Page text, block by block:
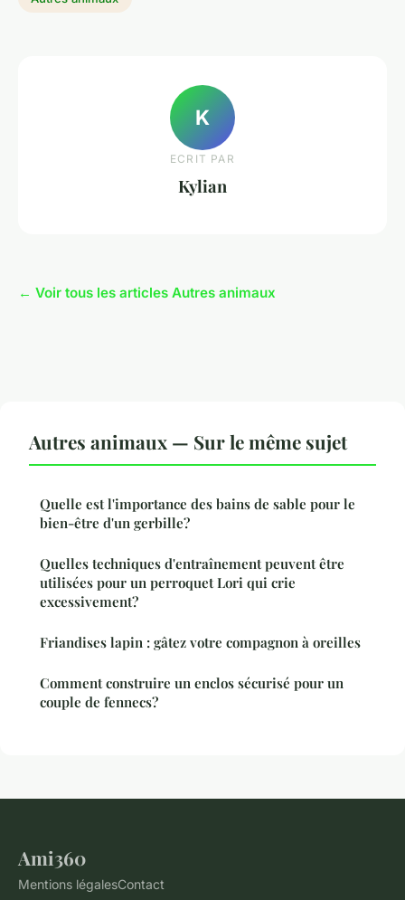
K
ECRIT PAR
Kylian
← Voir tous les articles Autres animaux
Autres animaux — Sur le même sujet
Quelle est l'importance des bains de sable pour le
bien-être d'un gerbille?
Quelles techniques d'entraînement peuvent être
utilisées pour un perroquet Lori qui crie
excessivement?
Friandises lapin : gâtez votre compagnon à oreilles
Comment construire un enclos sécurisé pour un
couple de fennecs?
Ami360
Mentions légalesContact